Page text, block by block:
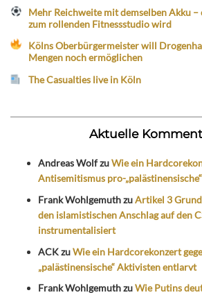
Mehr Reichweite mit demselben Akku –
zum rollenden Fitnessstudio wird
Kölns Oberbürgermeister will
Mengen noch ermöglichen
The Casualties live in Köln
Aktuelle
Andreas WolfzuWie ein
Antisemitismus pro-
Frank WohlgemuthzuArtikel 3
den islamistischen Anschlag auf den
instrumentalisiert
ACKzuWie ein Hardcorekonzert
„palästinensische“ Aktivisten entlarvt
Frank WohlgemuthzuWie Putins